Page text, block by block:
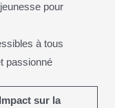
pour
à tous
passionné
Impact sur la